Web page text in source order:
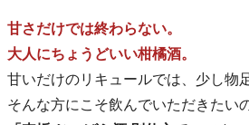
甘さだけでは終わらない。
大人にちょうどいい柑橘酒。
甘いだけのリキュールでは、少し物
そんな方にこそ飲んでいただきたい